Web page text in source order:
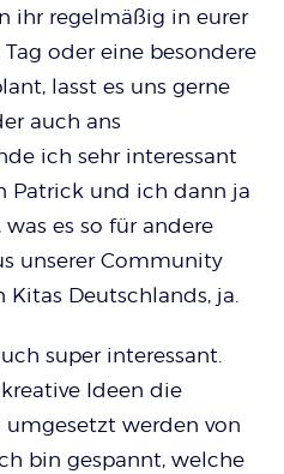
ihr regelmäßig in eurer
oder eine besondere
lasst es uns gerne
auch ans
ich sehr interessant
Patrick und ich dann ja
es so für andere
unserer Community
Deutschlands, ja.
super interessant.
Ideen die
werden von
bin gespannt, welche